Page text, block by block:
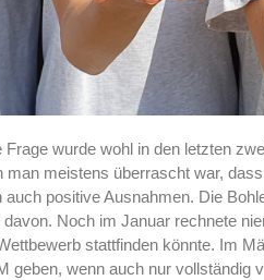
wurde wohl in den letzten
man meistens überrascht war,
positive Ausnahmen. Die
Noch im Januar rechnete
stattfinden könnte. Im
geben, wenn auch nur vollständig